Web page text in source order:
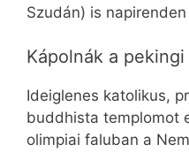
Szudán) is
Kápolnák a
Ideiglenes katolikus,
buddhista templomot
olimpiai faluban a